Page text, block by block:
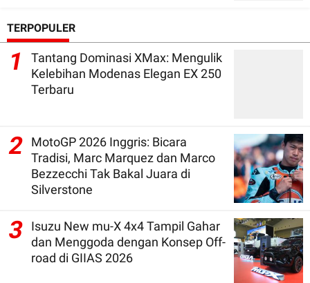
TERPOPULER
1
Tantang Dominasi XMax: Mengulik
Kelebihan Modenas Elegan EX 250
Terbaru
2
MotoGP 2026 Inggris: Bicara
Tradisi, Marc Marquez dan Marco
Bezzecchi Tak Bakal Juara di
Silverstone
3
Isuzu New mu-X 4x4 Tampil Gahar
dan Menggoda dengan Konsep Off-
road di GIIAS 2026